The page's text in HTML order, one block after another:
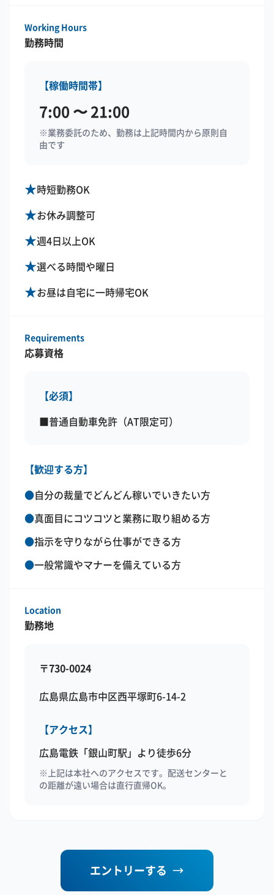
Working Hours
勤務時間
【稼働時間帯】
7:00 〜 21:00
※業務委託のため、勤務は上記時間内から原則自
由です
★時短勤務OK
★お休み調整可
★週4日以上OK
★選べる時間や曜日
★お昼は自宅に一時帰宅OK
Requirements
応募資格
【必須】
■普通自動車免許（AT限定可）
【歓迎する方】
●自分の裁量でどんどん稼いでいきたい方
●真面目にコツコツと業務に取り組める方
●指示を守りながら仕事ができる方
●一般常識やマナーを備えている方
Location
勤務地
〒730-0024
広島県広島市中区西平塚町6-14-2
【アクセス】
広島電鉄「銀山町駅」より徒歩6分
※上記は本社へのアクセスです。配送センターと
の距離が遠い場合は直行直帰OK。
エントリーする